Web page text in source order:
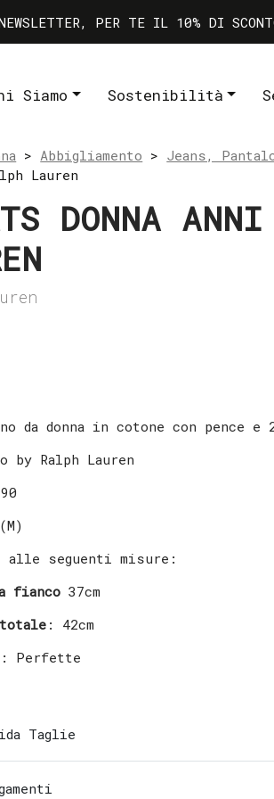
PER TE IL 10% DI
Siamo Sostenibilità
>Abbigliamento > Jeans,
Lauren
DONNA
da donna in cotone con pence e
by Ralph Lauren
alle seguenti misure:
fianco 37cm
totale: 42cm
: Perfette
Taglie